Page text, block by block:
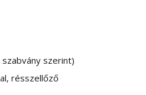
szerint)
résszellőző